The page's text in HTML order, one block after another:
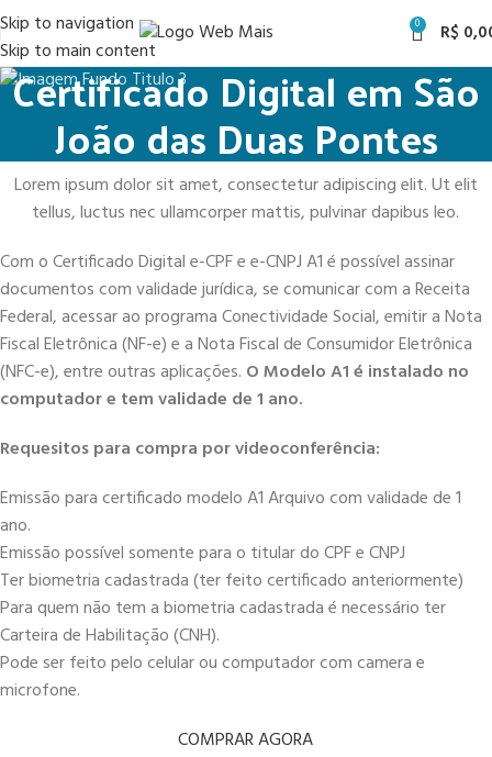
Skip to navigation
Skip to main content
0 R$
Certificado Digital em São
João das Duas Pontes
Lorem ipsum dolor sit amet, consectetur adipiscing elit. Ut elit
tellus, luctus nec ullamcorper mattis, pulvinar dapibus leo.
Com o Certificado Digital e-CPF e e-CNPJ A1 é possível assinar
documentos com validade jurídica, se comunicar com a Receita
Federal, acessar ao programa Conectividade Social, emitir a Nota
Fiscal Eletrônica (NF-e) e a Nota Fiscal de Consumidor Eletrônica
(NFC-e), entre outras aplicações. O Modelo A1 é instalado no
computador e tem validade de 1 ano.
Requesitos para compra por videoconferência:
Emissão para certificado modelo A1 Arquivo com validade de 1
ano.
Emissão possível somente para o titular do CPF e CNPJ
Ter biometria cadastrada (ter feito certificado anteriormente)
Para quem não tem a biometria cadastrada é necessário ter
Carteira de Habilitação (CNH).
Pode ser feito pelo celular ou computador com camera e
microfone.
COMPRAR AGORA